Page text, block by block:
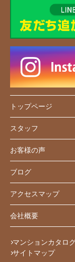
トップページ
スタッフ
お客様の声
ブログ
アクセスマップ
会社概要
マンションカタロ
サイトマップ